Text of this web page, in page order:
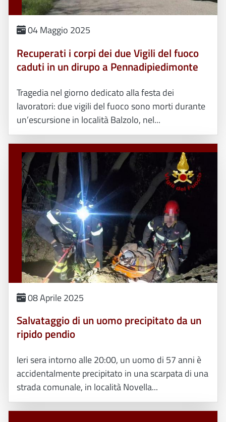
04 Maggio 2025
Recuperati i corpi dei due Vigili del fuoco
caduti in un dirupo a Pennadipiedimonte
Tragedia nel giorno dedicato alla festa dei
lavoratori: due vigili del fuoco sono morti durante
un’escursione in località Balzolo, nel...
08 Aprile 2025
Salvataggio di un uomo precipitato da un
ripido pendio
Ieri sera intorno alle 20:00, un uomo di 57 anni è
accidentalmente precipitato in una scarpata di una
strada comunale, in località Novella...